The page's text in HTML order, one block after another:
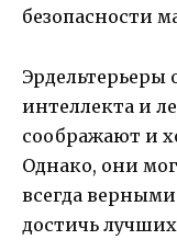
безопасности
интеллекта и
соображают и
Однако, они
всегда
достичь лучших